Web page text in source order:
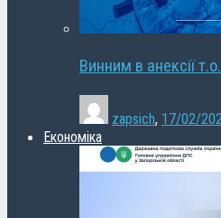
Винним в анексії
zapsich, 17/02/
Економіка